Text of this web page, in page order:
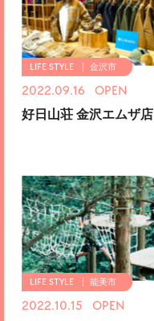
金沢市
2022.09.16 OPEN
好日山荘 金沢エムザ店
能美市
2022.10.15 OPEN